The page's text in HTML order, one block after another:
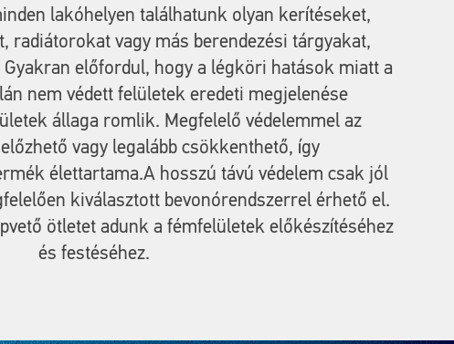
lakóhelyen találhatunk olyan kerítéseket,
radiátorokat vagy más berendezési tárgyakat,
előfordul, hogy a légköri hatások miatt a
nem védett felületek eredeti megjelenése
állaga romlik. Megfelelő védelemmel az
vagy legalább csökkenthető, így
élettartama.A hosszú távú védelem csak jól
kiválasztott bevonórendszerrel érhető el.
ötletet adunk a fémfelületek előkészítéséhez
és festéséhez.